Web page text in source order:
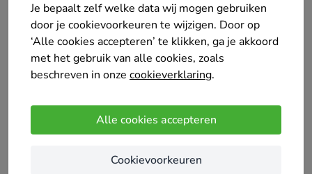
Je bepaalt zelf welke data wij mogen gebruiken
door je cookievoorkeuren te wijzigen. Door op
‘Alle cookies accepteren’ te klikken, ga je akkoord
met het gebruik van alle cookies, zoals
beschreven in onze cookieverklaring.
Alle cookies accepteren
Cookievoorkeuren
Betabo bv
groene toekomst door het verbeteren of hernieuwen